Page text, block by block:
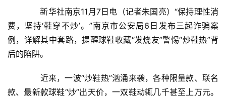
新华社南京11月7日电（记者朱国亮）“保持理性消
费，坚持‘鞋穿不炒’。”南京市公安局6日发布三起诈骗案
例，详解其中套路，提醒球鞋收藏“发烧友”警惕“炒鞋热”背
后的陷阱。
近来，一波“炒鞋热”汹涌来袭，各种限量款、联名
款、最新款球鞋“炒”出天价，一双鞋动辄几千甚至上万元。